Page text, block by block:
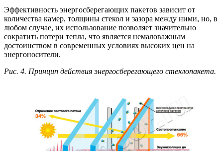
Эффективность энергосберегающих пакетов зависит от
количества камер, толщины стекол и зазора между ними, но, в
любом случае, их использование позволяет значительно
сократить потери тепла, что является немаловажным
достоинством в современных условиях высоких цен на
энергоносители.
Рис. 4. Принцип действия энергосберегающего стеклопакета.